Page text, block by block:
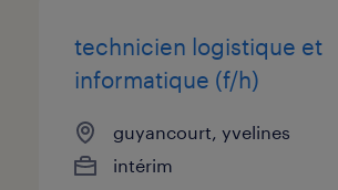
technicien logistique et
informatique (f/h)
guyancourt, yvelines
intérim